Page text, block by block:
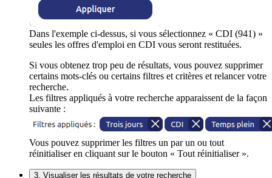
Dans l'exemple ci-dessus, si vous sélectionnez « CDI (941) »
seules les offres d'emploi en CDI vous seront restituées.
Si vous obtenez trop peu de résultats, vous pouvez supprimer
certains mots-clés ou certains filtres et critères et relancer votre
recherche.
Les filtres appliqués à votre recherche apparaissent de la façon
suivante :
Vous pouvez supprimer les filtres un par un ou tout
réinitialiser en cliquant sur le bouton « Tout réinitialiser ».
3. Visualiser les résultats de votre recherche